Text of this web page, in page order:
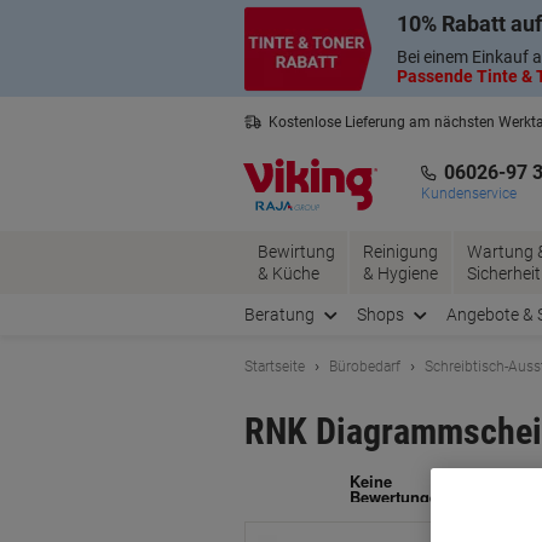
10% Rabatt
Bei einem Einkauf
Passende Tinte &
Kostenlose Lieferung am nächsten
06026-97
Kundenservice
Bewirtung
& Küche
Reinigung
& Hygiene
Wartung
Sicherheit
Beratung Shops Angebote &
Startseite Bürobedarf Schreibtisch-
RNK